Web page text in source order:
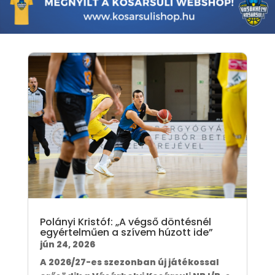
Polányi Kristóf: „A végső döntésnél
egyértelműen a szívem húzott ide”
jún 24, 2026
A 2026/27-es szezonban új játékossal